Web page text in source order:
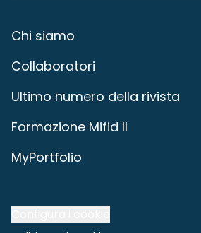
Chi siamo
Collaboratori
Ultimo numero della rivista
Formazione Mifid II
MyPortfolio